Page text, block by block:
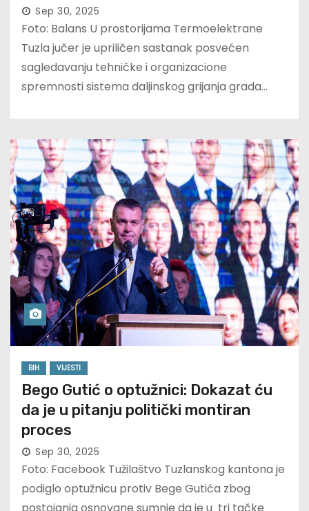
Sep 30, 2025
Foto: Balans U prostorijama Termoelektrane
Tuzla jučer je upriličen sastanak posvećen
sagledavanju tehničke i organizacione
spremnosti sistema daljinskog grijanja grada…
BIH VIJESTI
Bego Gutić o optužnici: Dokazat ću
da je u pitanju politički montiran
proces
Sep 30, 2025
Foto: Facebook Tužilaštvo Tuzlanskog kantona je
podiglo optužnicu protiv Bege Gutića zbog